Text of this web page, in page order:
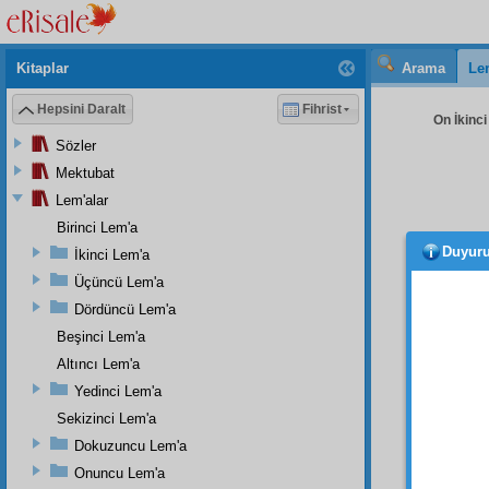
Arama
On
defa
Kitaplar
Hepsini Daralt Fihrist
Sözler
Mektubat
Lem'alar
Birinci Lem'a
İkinci Lem'a
Üçüncü Lem'a
Dördüncü Lem'a
Beşinci Lem'a
Altıncı Lem'a
Yedinci Lem'a
Sekizinci Lem'a
Dokuzuncu Lem'a
Onuncu Lem'a
Duyuru